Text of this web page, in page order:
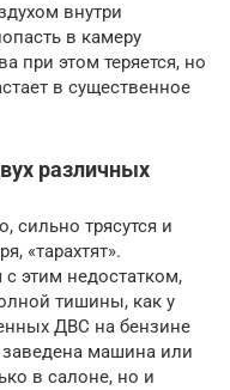
внутри
в камеру
при этом теряется, но
в существенное
различных
сильно трясутся и
«тарахтят».
этим недостатком,
тишины, как у
ДВС на бензине
машина или
в салоне, но и